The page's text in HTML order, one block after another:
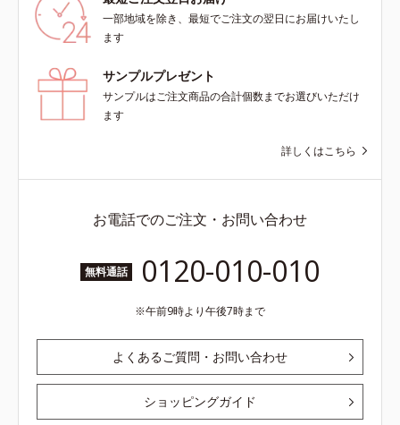
一部地域を除き、最短でご注文の翌日にお届けいたし
ます
サンプルプレゼント
サンプルはご注文商品の合計個数までお選びいただけ
ます
詳しくはこちら
お電話でのご注文・お問い合わせ
無料通話 0120-010-010
午前9時より午後7時まで
よくあるご質問・お問い合わせ
ショッピングガイド